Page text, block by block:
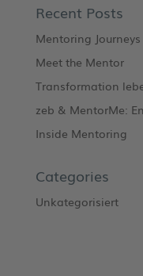
Recent Posts
Mentoring Journeys
Meet the Mentor
Transformation
zeb & MentorMe:
Inside Mentoring
Categories
Unkategorisiert